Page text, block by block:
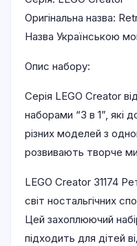
Оригінальна назва:
Назва Українською
Опис набору:
Серія LEGO Creator
наборами “3 в 1”, які
різних моделей з
розвивають творче
LEGO Creator 31174
світ ностальгічних
Цей захоплюючий
підходить для дітей